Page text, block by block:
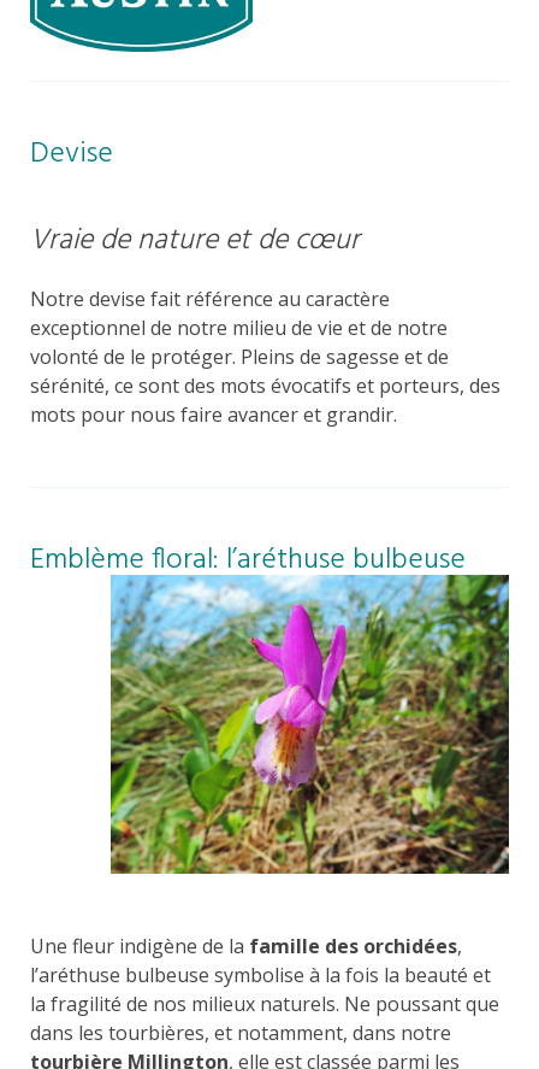
Devise
Vraie de nature et de cœur
Notre devise fait référence au caractère
exceptionnel de notre milieu de vie et de notre
volonté de le protéger. Pleins de sagesse et de
sérénité, ce sont des mots évocatifs et porteurs, des
mots pour nous faire avancer et grandir.
Emblème floral: l’aréthuse bulbeuse
Une fleur indigène de la famille des orchidées,
l’aréthuse bulbeuse symbolise à la fois la beauté et
la fragilité de nos milieux naturels. Ne poussant que
dans les tourbières, et notamment, dans notre
tourbière Millington, elle est classée parmi les